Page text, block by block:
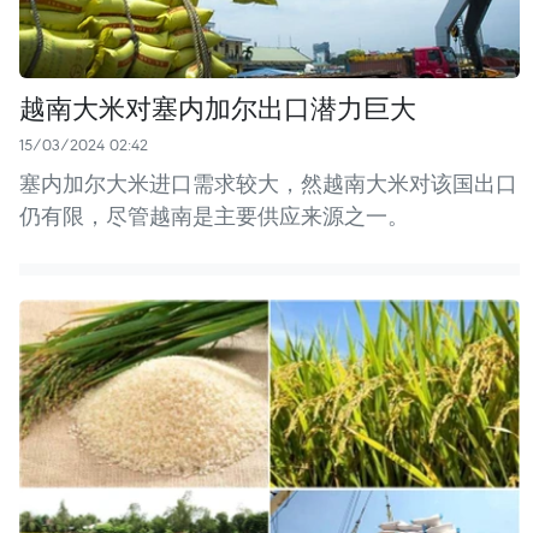
越南大米对塞内加尔出口潜力巨大
15/03/2024 02:42
塞内加尔大米进口需求较大，然越南大米对该国出口
仍有限，尽管越南是主要供应来源之一。